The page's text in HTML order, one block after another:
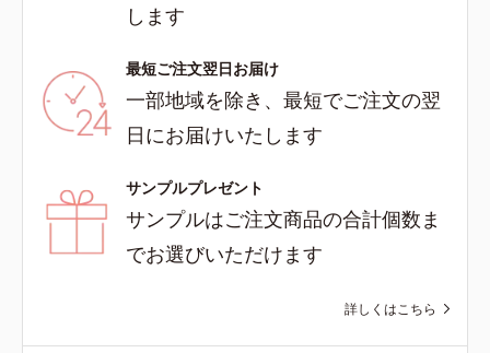
します
最短ご注文翌日お届け
一部地域を除き、最短でご注文の翌
日にお届けいたします
サンプルプレゼント
サンプルはご注文商品の合計個数ま
でお選びいただけます
詳しくはこちら